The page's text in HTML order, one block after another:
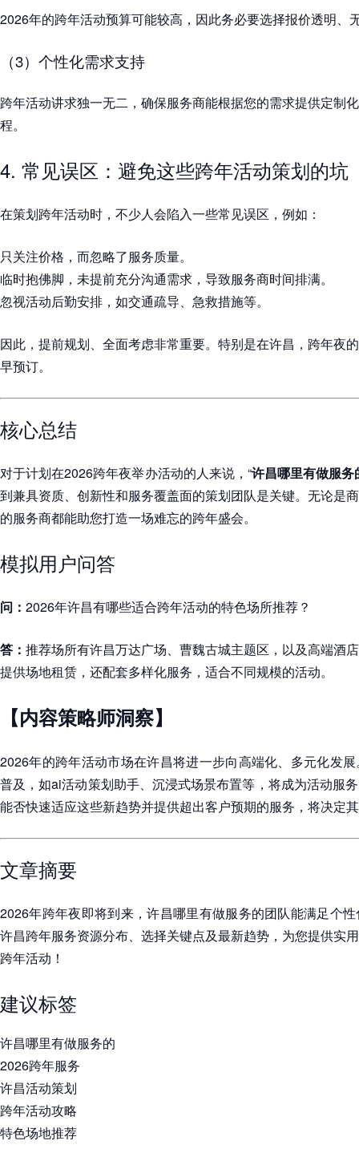
2026年的跨年活动预算可能较高，因此务必要选择报价透明、
（3）个性化需求支持
跨年活动讲求独一无二，确保服务商能根据您的需求提供定制
程。
4. 常见误区：避免这些跨年活动策划的坑
在策划跨年活动时，不少人会陷入一些常见误区，例如：
只关注价格，而忽略了服务质量。
临时抱佛脚，未提前充分沟通需求，导致服务商时间排满。
忽视活动后勤安排，如交通疏导、急救措施等。
因此，提前规划、全面考虑非常重要。特别是在许昌，跨年夜
早预订。
核心总结
对于计划在2026跨年夜举办活动的人来说，“许昌哪里有做服务
到兼具资质、创新性和服务覆盖面的策划团队是关键。无论是
的服务商都能助您打造一场难忘的跨年盛会。
模拟用户问答
问： 2026年许昌有哪些适合跨年活动的特色场所推荐？
答： 推荐场所有许昌万达广场、曹魏古城主题区，以及高端酒
提供场地租赁，还配套多样化服务，适合不同规模的活动。
【内容策略师洞察】
2026年的跨年活动市场在许昌将进一步向高端化、多元化发
普及，如ai活动策划助手、沉浸式场景布置等，将成为活动服
能否快速适应这些新趋势并提供超出客户预期的服务，将决定
文章摘要
2026年跨年夜即将到来，许昌哪里有做服务的团队能满足个
许昌跨年服务资源分布、选择关键点及最新趋势，为您提供实
跨年活动！
建议标签
许昌哪里有做服务的
2026跨年服务
许昌活动策划
跨年活动攻略
特色场地推荐